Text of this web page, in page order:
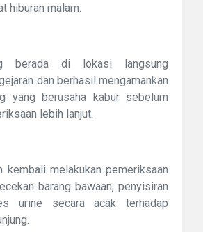
hiburan malam.
berada di lokasi langsung
dan berhasil mengamankan
yang berusaha kabur sebelum
lebih lanjut.
kembali melakukan pemeriksaan
barang bawaan, penyisiran
urine secara acak terhadap